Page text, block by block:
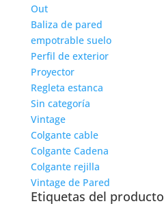
Out
Baliza de pared
empotrable suelo
Perfil de exterior
Proyector
Regleta estanca
Sin categoría
Vintage
Colgante cable
Colgante Cadena
Colgante rejilla
Vintage de Pared
Etiquetas del producto